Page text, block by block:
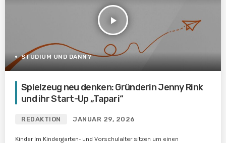
play_arrow
STUDIUM UND DANN?
Spielzeug neu denken: Gründerin Jenny Rink
und ihr Start-Up „Tapari“
REDAKTION JANUAR 29, 2026
Kinder im Kindergarten- und Vorschulalter sitzen um einen